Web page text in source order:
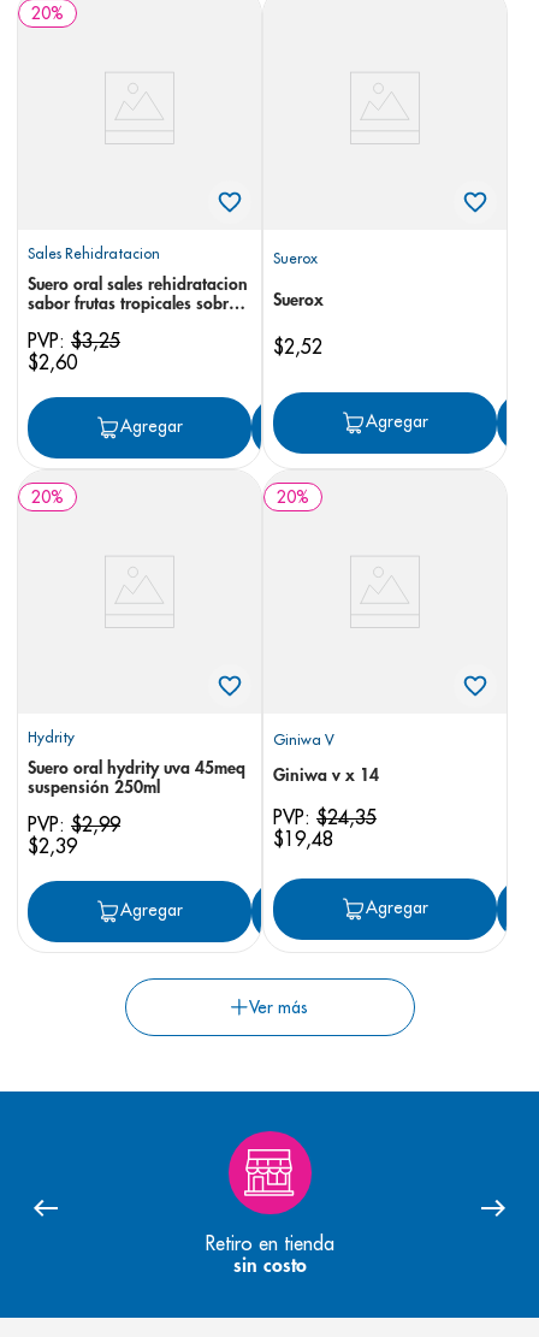
20%
Sales Rehidratacion
Suero oral sales rehidratacion
sabor frutas tropicales sobres
PVP: $3,25
$2,60
Agregar Agregar
Suerox
Suerox
$2,52
Agregar
20%
Hydrity
Suero oral hydrity uva 45meq
suspensión 250ml
PVP: $2,99
$2,39
Agregar Agregar
20%
Giniwa V
Giniwa v x 14
PVP: $24,35
$19,48
Agregar
Retiro en tienda
sin costo